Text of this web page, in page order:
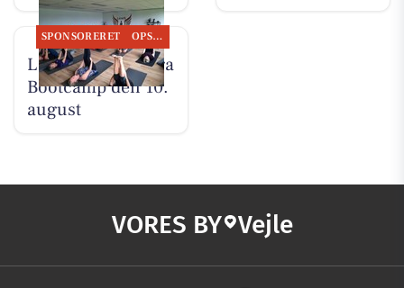
SPONSORERET OPSLAGSTAVLEN
LeneS starter Yoga
Bootcamp den 10.
august
VORES BY Vejle